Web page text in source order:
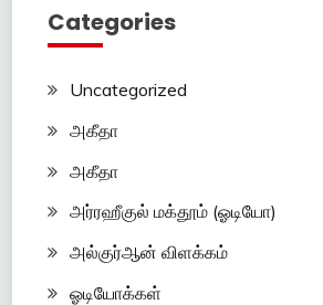
Categories
Uncategorized
அகீதா
அகீதா
அர்ரஹீகுல் மக்தூம் (ஓடியோ)
அல்குர்ஆன் விளக்கம்
ஓடியோக்கள்